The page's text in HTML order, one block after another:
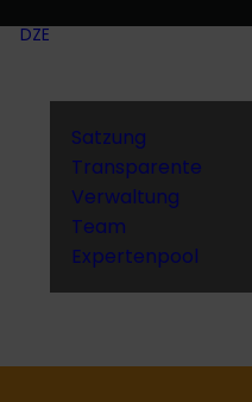
DZE
Satzung
Transparente
Verwaltung
Team
Expertenpool